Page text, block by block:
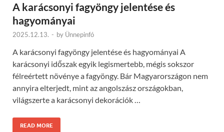
A karácsonyi fagyöngy jelentése és
hagyományai
2025.12.13. - by Ünnepinfó
A karácsonyi fagyöngy jelentése és hagyományai A
karácsonyi időszak egyik legismertebb, mégis sokszor
félreértett növénye a fagyöngy. Bár Magyarországon nem
annyira elterjedt, mint az angolszász országokban,
világszerte a karácsonyi dekorációk …
READ MORE